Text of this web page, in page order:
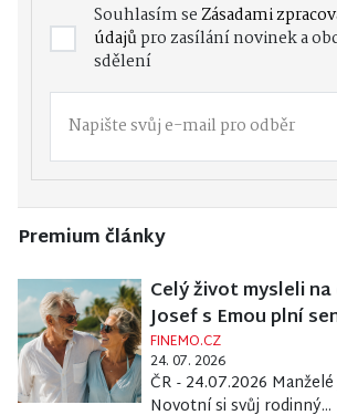
Souhlasím seZásadami
údajůpro zasílání novinek a
sdělení
Premium články
Celý život mysleli
Josef s Emou plní
FINEMO.CZ
24. 07. 2026
ČR - 24.07.2026 Manželé
Novotní si svůj rodinný...